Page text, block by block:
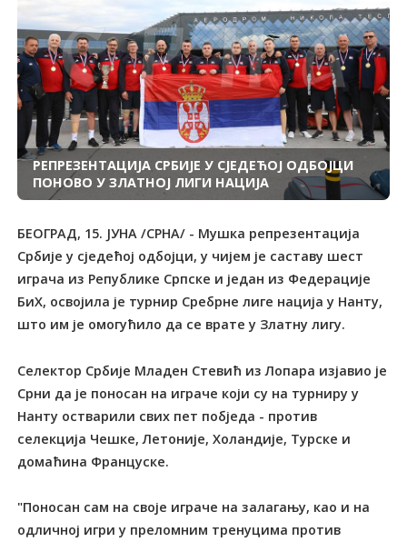
РЕПРЕЗЕНТАЦИЈА СРБИЈЕ У СЈЕДЕЋОЈ ОДБОЈЦИ
ПОНОВО У ЗЛАТНОЈ ЛИГИ НАЦИЈА
БЕОГРАД, 15. ЈУНА /СРНА/ - Мушка репрезентација
Србије у сједећој одбојци, у чијем је саставу шест
играча из Републике Српске и један из Федерације
БиХ, освојила је турнир Сребрне лиге нација у Нанту,
што им је омогућило да се врате у Златну лигу.
Селектор Србије Младен Стевић из Лопара изјавио је
Срни да је поносан на играче који су на турниру у
Нанту остварили свих пет побједа - против
селекција Чешке, Летоније, Холандије, Турске и
домаћина Француске.
"Поносан сам на своје играче на залагању, као и на
одличној игри у преломним тренуцима против